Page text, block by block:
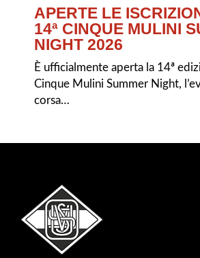
APERTE LE
14ª CINQUE MULINI
NIGHT 2026
È ufficialmente aperta la 14ª
Cinque Mulini Summer Night,
corsa…